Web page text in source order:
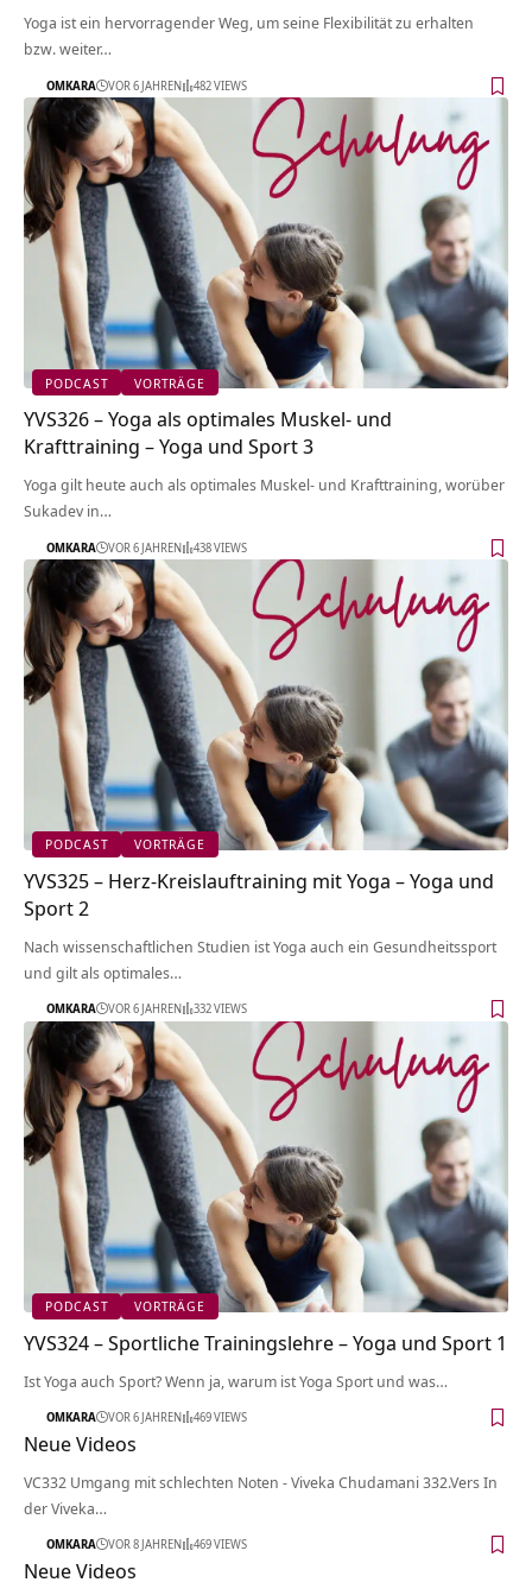
Yoga ist ein hervorragender Weg, um seine Flexibilität zu erhalten
bzw. weiter…
OMKARA VOR 6 JAHREN 482 VIEWS
PODCAST VORTRÄGE
YVS326 – Yoga als optimales Muskel- und
Krafttraining – Yoga und Sport 3
Yoga gilt heute auch als optimales Muskel- und Krafttraining, worüber
Sukadev in…
OMKARA VOR 6 JAHREN 438 VIEWS
PODCAST VORTRÄGE
YVS325 – Herz-Kreislauftraining mit Yoga – Yoga und
Sport 2
Nach wissenschaftlichen Studien ist Yoga auch ein Gesundheitssport
und gilt als optimales…
OMKARA VOR 6 JAHREN 332 VIEWS
PODCAST VORTRÄGE
YVS324 – Sportliche Trainingslehre – Yoga und Sport 1
Ist Yoga auch Sport? Wenn ja, warum ist Yoga Sport und was…
OMKARA VOR 6 JAHREN 469 VIEWS
Neue Videos
VC332 Umgang mit schlechten Noten - Viveka Chudamani 332.Vers In
der Viveka…
OMKARA VOR 8 JAHREN 469 VIEWS
Neue Videos